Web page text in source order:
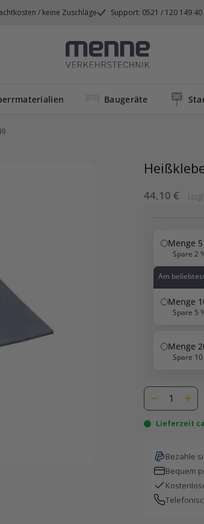
/ keine Zuschläge Support: 0521 / 120 149 40
Menne
Verkehrstechnik
Baugeräte
Sonderpreis
44,10 €
Menge
Spare 2
Am
Menge
Spare 5
Menge
Spare 10
Lieferzeit
Bezahle
Bequem